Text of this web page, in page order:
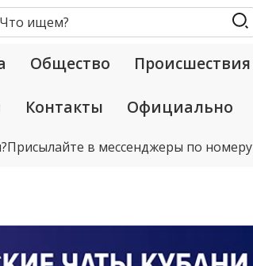
Общество Происшествия
Контакты Официально
Присылайте в мессенджеры по номеру